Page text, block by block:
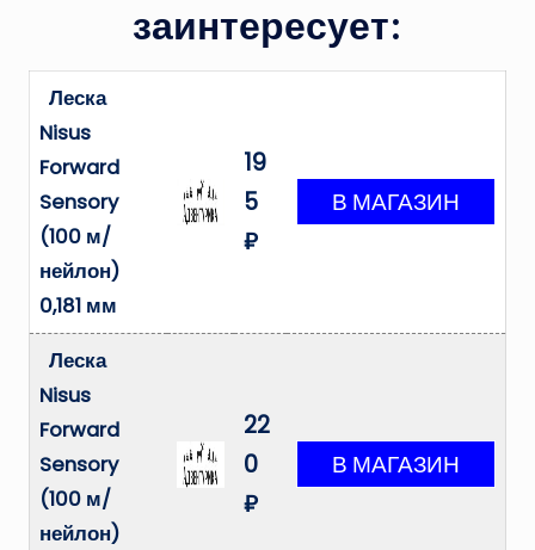
заинтересует:
Леска
Nisus
Forward
Sensory
(100 м/
нейлон)
0,181 мм
19
5
₽
Леска
Nisus
Forward
Sensory
(100 м/
нейлон)
22
0
₽